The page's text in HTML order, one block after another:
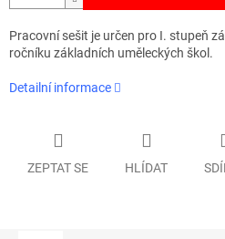
Pracovní sešit je určen pro I. stupeň
ročníku základních uměleckých škol.
Detailní informace
ZEPTAT SE HLÍDAT